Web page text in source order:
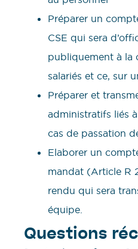
Préparer un
CSE qui sera
publiquement à la
salariés et ce, sur
Préparer et
administratifs liés
cas de passation
Elaborer un
mandat (Article R
rendu qui sera
équipe.
Questions